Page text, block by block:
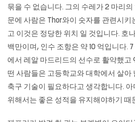
묶을 수 없습니다. 그의 수레가 2 마리
문에 사람은 Thor와이 숫자를 관련시키
고 이것은 정당한 위치 일 것입니다. 호나
백만이며, 인수 조항은 약 10 억입니다.
에서 레알 마드리드의 선수로 활약했고
떤 사람들은 고등학교와 대학에서 살아
축구 기술이 필요하다고 생각합니다. 아
위해서는 좋은 성적을 유지해야하기 때